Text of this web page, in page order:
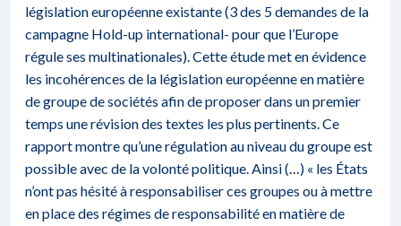
législation européenne existante (3 des 5 demandes de la
campagne Hold-up international- pour que l’Europe
régule ses multinationales). Cette étude met en évidence
les incohérences de la législation européenne en matière
de groupe de sociétés afin de proposer dans un premier
temps une révision des textes les plus pertinents. Ce
rapport montre qu’une régulation au niveau du groupe est
possible avec de la volonté politique. Ainsi (…) « les États
n’ont pas hésité à responsabiliser ces groupes ou à mettre
en place des régimes de responsabilité en matière de